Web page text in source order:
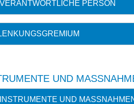
VERANTWORTLICHE PERSON
UND
INSTRUMENTE UND MASSNAHMEN